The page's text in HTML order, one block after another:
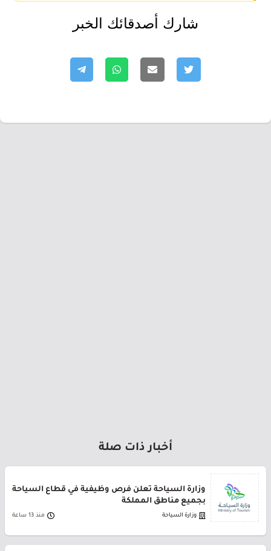
شارك أصدقائك الخبر
أخبار ذات صلة
وزارة السياحة تعلن فرص وظيفية في قطاع السياحة
بجميع مناطق المملكة
وزارة السياحة منذ 13 ساعة